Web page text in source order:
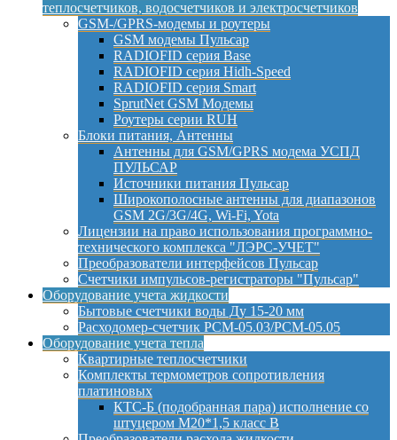
теплосчетчиков, водосчетчиков и электросчетчиков
GSM-/GPRS-модемы и роутеры
GSM модемы Пульсар
RADIOFID серия Base
RADIOFID серия Hidh-Speed
RADIOFID серия Smart
SprutNet GSM Модемы
Роутеры серии RUH
Блоки питания, Антенны
Антенны для GSM/GPRS модема УСПД
ПУЛЬСАР
Источники питания Пульсар
Широкополосные антенны для диапазонов
GSM 2G/3G/4G, Wi-Fi, Yota
Лицензии на право использования программно-
технического комплекса "ЛЭРС-УЧЕТ"
Преобразователи интерфейсов Пульсар
Счетчики импульсов-регистраторы "Пульсар"
Оборудование учета жидкости
Бытовые счетчики воды Ду 15-20 мм
Расходомер-счетчик РСМ-05.03/РСМ-05.05
Оборудование учета тепла
Квартирные теплосчетчики
Комплекты термометров сопротивления
платиновых
КТС-Б (подобранная пара) исполнение со
штуцером М20*1,5 класс B